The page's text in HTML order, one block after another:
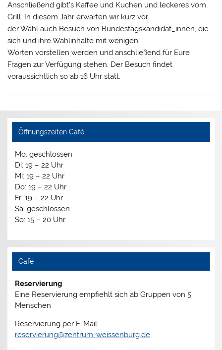
Anschließend gibt’s Kaffee und Kuchen und leckeres vom
Grill. In diesem Jahr erwarten wir kurz vor
der Wahl auch Besuch von Bundestagskandidat_innen, die
sich und ihre Wahlinhalte mit wenigen
Worten vorstellen werden und anschließend für Eure
Fragen zur Verfügung stehen. Der Besuch findet
voraussichtlich so ab 16 Uhr statt.
Öffnungszeiten Café
Mo: geschlossen
Di: 19 – 22 Uhr
Mi: 19 – 22 Uhr
Do: 19 – 22 Uhr
Fr: 19 – 22 Uhr
Sa: geschlossen
So: 15 – 20 Uhr
Café
Reservierung
Eine Reservierung empfiehlt sich ab Gruppen von 5
Menschen
Reservierung per E-Mail:
reservierung@zentrum-weissenburg.de